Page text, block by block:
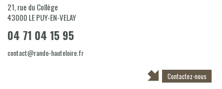
21, rue du Collège
43000 LE PUY-EN-VELAY
04 71 04 15 95
contact@rando-hauteloire.fr
Contactez-nous